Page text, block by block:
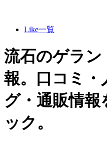
Like一覧
流石のゲラ
報。口コミ・
グ・通販情報
ック。